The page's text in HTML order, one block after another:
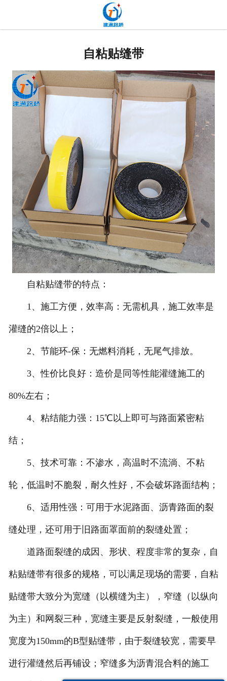
网站首页
高分子道路密封胶
双面贴
网裂贴
自粘贴缝带
自粘贴缝带的特点：
1、施工方便，效率高：无需机具，施工效率是
灌缝的2倍以上；
2、节能环-保：无燃料消耗，无尾气排放。
3、性价比良好：造价是同等性能灌缝施工的
80%左右；
4、粘结能力强：15℃以上即可与路面紧密粘
结；
5、技术可靠：不渗水，高温时不流淌、不粘
轮，低温时不脆裂，耐久性好，不会破坏路面结构；
6、适用性强：可用于水泥路面、沥青路面的裂
缝处理，还可用于旧路面罩面前的裂缝处置；
道路面裂缝的成因、形状、程度非常的复杂，自
粘贴缝带有很多的规格，可以满足现场的需要，自粘
贴缝带大致分为宽缝（以横缝为主），窄缝（以纵向
为主）和网裂三种，宽缝主要是反射裂缝，一般使用
宽度为150mm的B型贴缝带，由于裂缝较宽，需要早
进行灌缝然后再铺设；窄缝多为沥青混合料的施工